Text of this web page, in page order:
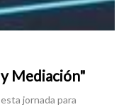
y Mediación"
jornada para